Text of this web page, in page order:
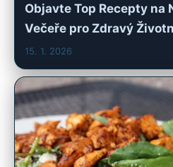
Objavte Top Recepty na
Večeře pro Zdravý
15. 1. 2026